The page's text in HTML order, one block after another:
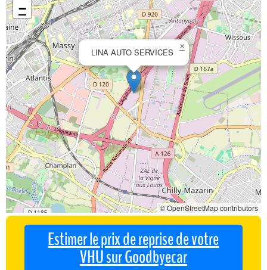
LINA AUTO SERVICES
×
−
© OpenStreetMap contributors
Estimer le prix de reprise de votre
VHU sur Goodbyecar